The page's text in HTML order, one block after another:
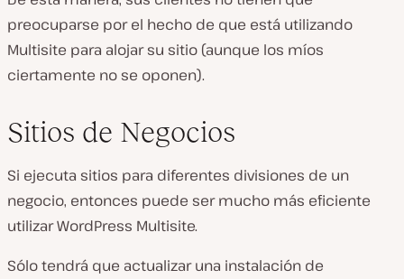
preocuparse por el hecho de que está utilizando
Multisite para alojar su sitio (aunque los míos
ciertamente no se oponen).
Sitios de Negocios
Si ejecuta sitios para diferentes divisiones de un
negocio, entonces puede ser mucho más eficiente
utilizar WordPress Multisite.
Sólo tendrá que actualizar una instalación de